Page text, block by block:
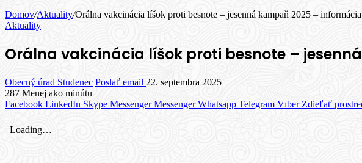
Domov/Aktuality/Orálna vakcinácia líšok proti besnote – jesenná kampaň 2025 – informácia
Aktuality
Orálna vakcinácia líšok proti besnote –
Obecný úrad Studenec Poslať email 22. septembra 2025
287 Menej ako minútu
Facebook LinkedIn Skype Messenger Messenger Whatsapp Telegram Vıber Zdieľať